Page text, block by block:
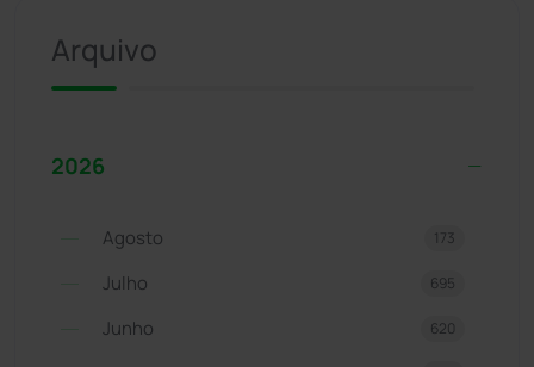
Arquivo
2026
Agosto 173
Julho 695
Junho 620